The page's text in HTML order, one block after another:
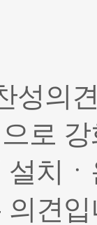
성의
로
설치
의견입